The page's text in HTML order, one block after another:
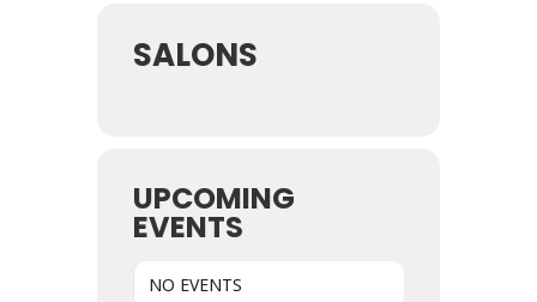
SALONS
UPCOMING
EVENTS
NO EVENTS